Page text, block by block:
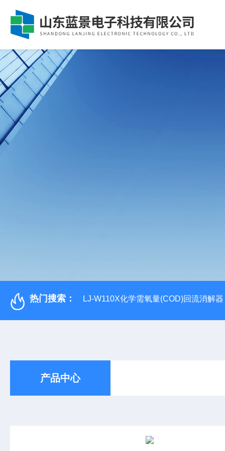
热门搜索： LJ-W110X化学需氧量(COD)回流消解器
产品中心